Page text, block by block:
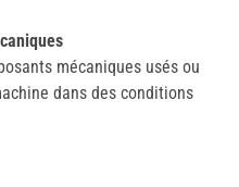
mécaniques usés ou
dans des conditions